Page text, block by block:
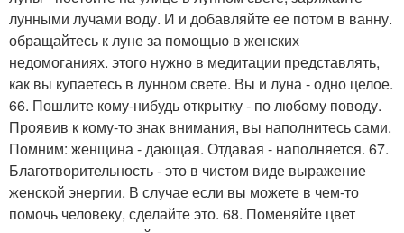
лунными лучами воду. И и добавляйте ее потом в ванну.
обращайтесь к луне за помощью в женских
недомоганиях. этого нужно в медитации представлять,
как вы купаетесь в лунном свете. Вы и луна - одно целое.
66. Пошлите кому-нибудь открытку - по любому поводу.
Проявив к кому-то знак внимания, вы наполнитесь сами.
Помним: женщина - дающая. Отдавая - наполняется. 67.
Благотворительность - это в чистом виде выражение
женской энергии. В случае если вы можете в чем-то
помочь человеку, сделайте это. 68. Поменяйте цвет